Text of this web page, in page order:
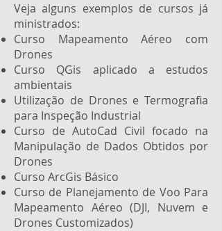
Veja alguns exemplos de cursos já
ministrados:
Curso Mapeamento Aéreo com
Drones
Curso QGis aplicado a estudos
ambientais
Utilização de Drones e Termografia
para Inspeção Industrial
Curso de AutoCad Civil focado na
Manipulação de Dados Obtidos por
Drones
Curso ArcGis Básico
Curso de Planejamento de Voo Para
Mapeamento Aéreo (DJI, Nuvem e
Drones Customizados)